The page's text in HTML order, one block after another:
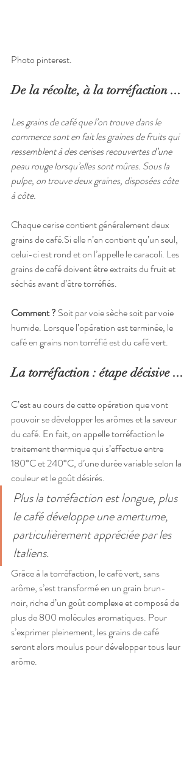
Photo pinterest.
De la récolte, à la torréfaction ...
Les grains de café que l’on trouve dans le
commerce sont en fait les graines de fruits qui
ressemblent à des cerises recouvertes d’une
peau rouge lorsqu’elles sont mûres. Sous la
pulpe, on trouve deux graines, disposées côte
à côte.
Chaque cerise contient généralement deux
grains de café.Si elle n’en contient qu’un seul,
celui-ci est rond et on l’appelle le caracoli. Les
grains de café doivent être extraits du fruit et
séchés avant d’être torréfiés.
Comment ? Soit par voie sèche soit par voie
humide. Lorsque l’opération est terminée, le
café en grains non torréfié est du café vert.
La torréfaction : étape décisive ...
C’est au cours de cette opération que vont
pouvoir se développer les arômes et la saveur
du café. En fait, on appelle torréfaction le
traitement thermique qui s’effectue entre
180°C et 240°C, d’une durée variable selon la
couleur et le goût désirés.
Plus la torréfaction est longue, plus
le café développe une amertume,
particulièrement appréciée par les
Italiens.
Grâce à la torréfaction, le café vert, sans
arôme, s’est transformé en un grain brun-
noir, riche d’un goût complexe et composé de
plus de 800 molécules aromatiques. Pour
s’exprimer pleinement, les grains de café
seront alors moulus pour développer tous leur
arôme.